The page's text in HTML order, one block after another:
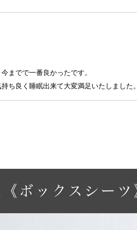
までで一番良かったです。
ち良く睡眠出来て大変満足いたしました。